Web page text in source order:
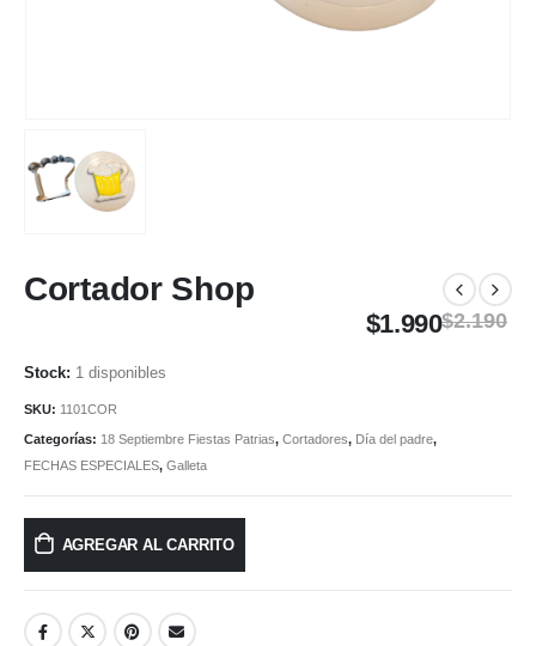
Cortador Shop
$2.190
$1.990
1 disponibles
SKU: 1101COR
Categorías: 18 Septiembre Fiestas Patrias, Cortadores, Día del padre,
FECHAS ESPECIALES, Galleta
AGREGAR AL CARRITO